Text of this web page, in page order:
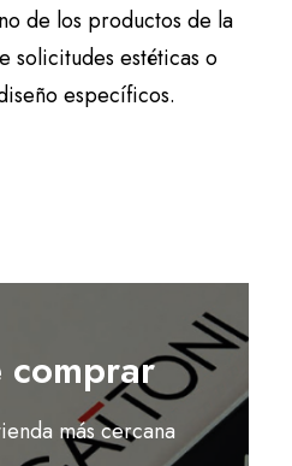
de los productos de la
solicitudes estéticas o
específicos.
comprar
más cercana